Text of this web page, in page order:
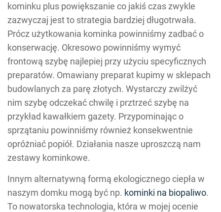
kominku plus powiększanie co jakiś czas zwykle
zazwyczaj jest to strategia bardziej długotrwała.
Prócz użytkowania kominka powinniśmy zadbać o
konserwację. Okresowo powinniśmy wymyć
frontową szybę najlepiej przy użyciu specyficznych
preparatów. Omawiany preparat kupimy w sklepach
budowlanych za parę złotych. Wystarczy zwilżyć
nim szybę odczekać chwilę i prztrzeć szybę na
przykład kawałkiem gazety. Przypominając o
sprzątaniu powinniśmy również konsekwentnie
opróżniać popiół. Działania nasze uproszczą nam
zestawy kominkowe.
Innym alternatywną formą ekologicznego ciepła w
naszym domku mogą być np. kominki na biopaliwo.
To nowatorska technologia, która w mojej ocenie